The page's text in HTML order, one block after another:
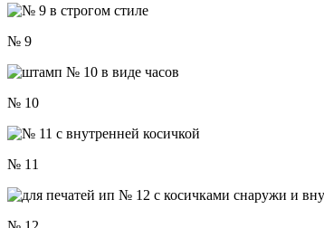
№ 9
№ 10
№ 11